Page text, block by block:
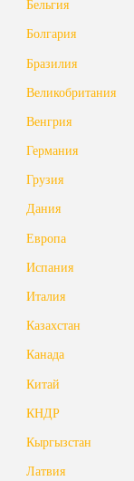
Бельгия
Болгария
Бразилия
Великобритания
Венгрия
Германия
Грузия
Дания
Европа
Испания
Италия
Казахстан
Канада
Китай
КНДР
Кыргызстан
Латвия